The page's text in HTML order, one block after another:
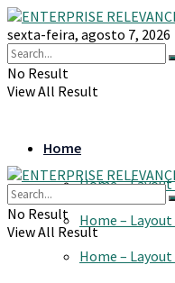
sexta-feira, agosto 7, 2026
No Result
View All Result
Home
Home – Layout
Home – Layout
Home – Layout
No Result
View All Result